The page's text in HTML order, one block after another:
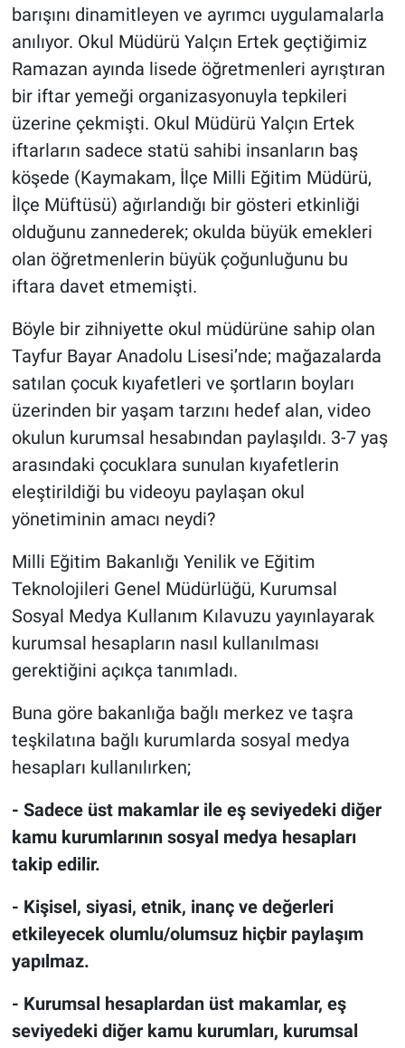
barışını dinamitleyen ve ayrımcı uygulamalarla
anılıyor. Okul Müdürü Yalçın Ertek geçtiğimiz
Ramazan ayında lisede öğretmenleri ayrıştıran
bir iftar yemeği organizasyonuyla tepkileri
üzerine çekmişti. Okul Müdürü Yalçın Ertek
iftarların sadece statü sahibi insanların baş
köşede (Kaymakam, İlçe Milli Eğitim Müdürü,
İlçe Müftüsü) ağırlandığı bir gösteri etkinliği
olduğunu zannederek; okulda büyük emekleri
olan öğretmenlerin büyük çoğunluğunu bu
iftara davet etmemişti.
Böyle bir zihniyette okul müdürüne sahip olan
Tayfur Bayar Anadolu Lisesi’nde; mağazalarda
satılan çocuk kıyafetleri ve şortların boyları
üzerinden bir yaşam tarzını hedef alan, video
okulun kurumsal hesabından paylaşıldı. 3-7 yaş
arasındaki çocuklara sunulan kıyafetlerin
eleştirildiği bu videoyu paylaşan okul
yönetiminin amacı neydi?
Milli Eğitim Bakanlığı Yenilik ve Eğitim
Teknolojileri Genel Müdürlüğü, Kurumsal
Sosyal Medya Kullanım Kılavuzu yayınlayarak
kurumsal hesapların nasıl kullanılması
gerektiğini açıkça tanımladı.
Buna göre bakanlığa bağlı merkez ve taşra
teşkilatına bağlı kurumlarda sosyal medya
hesapları kullanılırken;
- Sadece üst makamlar ile eş seviyedeki diğer
kamu kurumlarının sosyal medya hesapları
takip edilir.
- Kişisel, siyasi, etnik, inanç ve değerleri
etkileyecek olumlu/olumsuz hiçbir paylaşım
yapılmaz.
- Kurumsal hesaplardan üst makamlar, eş
seviyedeki diğer kamu kurumları, kurumsal